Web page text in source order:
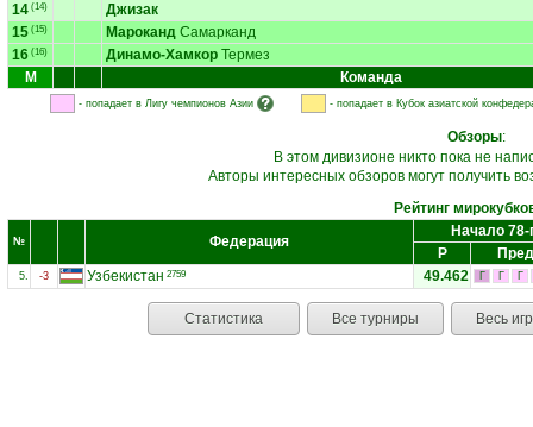
14 (14)
Джизак
15 (15) Мароканд Самарканд
16 (16) Динамо-Хамкор Термез
М
Команда
- попадает в Лигу чемпионов Азии - попадает в Кубок азиатской
Обзоры:
В этом дивизионе никто пока не
Авторы интересных обзоров могут получить
Рейтинг
№ Федерация
Начало 78-
Р
5. -3 Узбекистан 2759 49.462 Г Г Г
Статистика Все турниры Весь